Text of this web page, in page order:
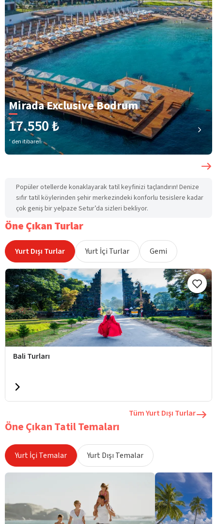
Mirada Exclusive Bodrum
17.550 ₺
’ den itibaren
Popüler otellerde konaklayarak tatil keyfinizi taçlandırın! Denize
sıfır tatil köylerinden şehir merkezindeki konforlu tesislere kadar
çok geniş bir yelpaze Setur’da sizleri bekliyor.
Öne Çıkan Turlar
Yurt Dışı Turlar Yurt İçi Turlar Gemi
Bali Turları
Tüm Yurt Dışı Turlar
Öne Çıkan Tatil Temaları
Yurt İçi Temalar Yurt Dışı Temalar